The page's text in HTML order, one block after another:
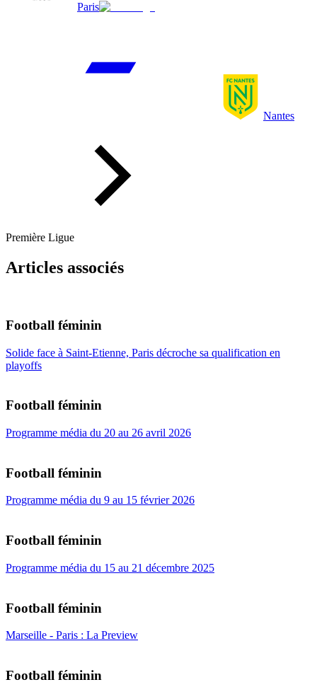
Paris
Nantes
Première Ligue
Articles associés
Football féminin
Solide face à Saint-Etienne, Paris décroche sa qualification en
playoffs
Football féminin
Programme média du 20 au 26 avril 2026
Football féminin
Programme média du 9 au 15 février 2026
Football féminin
Programme média du 15 au 21 décembre 2025
Football féminin
Marseille - Paris : La Preview
Football féminin